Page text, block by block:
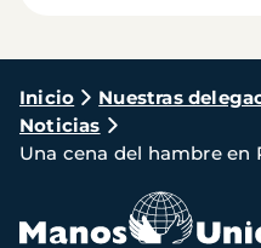
Ruta
de
navegación
Inicio Nuestras
Noticias
Una cena del hambre